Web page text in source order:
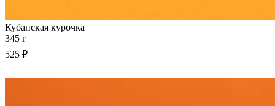
Кубанская курочка
345 г
525 ₽